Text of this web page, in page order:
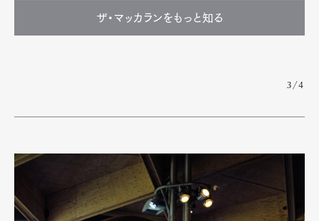
ザ・マッカランをもっと知る
3/4